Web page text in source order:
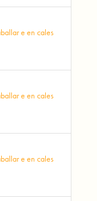
e en cales
e en cales
e en cales